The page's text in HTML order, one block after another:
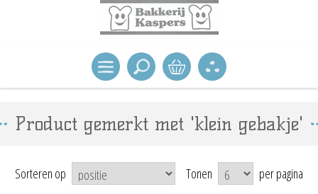
Product gemerkt met 'klein gebakje'
Sorteren op Tonen per pagina